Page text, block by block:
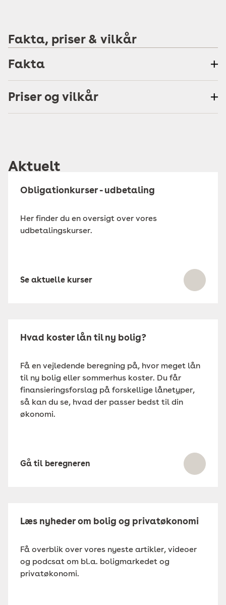
Fakta, priser & vilkår
Fakta
Priser og vilkår
Aktuelt
Obligationkurser - udbetaling
Her finder du en oversigt over vores
udbetalingskurser.
Se aktuelle kurser
Hvad koster lån til ny bolig?
Få en vejledende beregning på, hvor meget lån
til ny bolig eller sommerhus koster. Du får
finansieringsforslag på forskellige lånetyper,
så kan du se, hvad der passer bedst til din
økonomi.
Gå til beregneren
Læs nyheder om bolig og privatøkonomi
Få overblik over vores nyeste artikler, videoer
og podcsat om bl.a. boligmarkedet og
privatøkonomi.